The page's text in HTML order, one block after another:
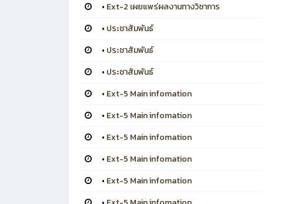
• Ext-2 เผยแพร่ผลงานทางวิชาการ
• ประชาสัมพันธ์
• ประชาสัมพันธ์
• ประชาสัมพันธ์
• Ext-5 Main infomation
• Ext-5 Main infomation
• Ext-5 Main infomation
• Ext-5 Main infomation
• Ext-5 Main infomation